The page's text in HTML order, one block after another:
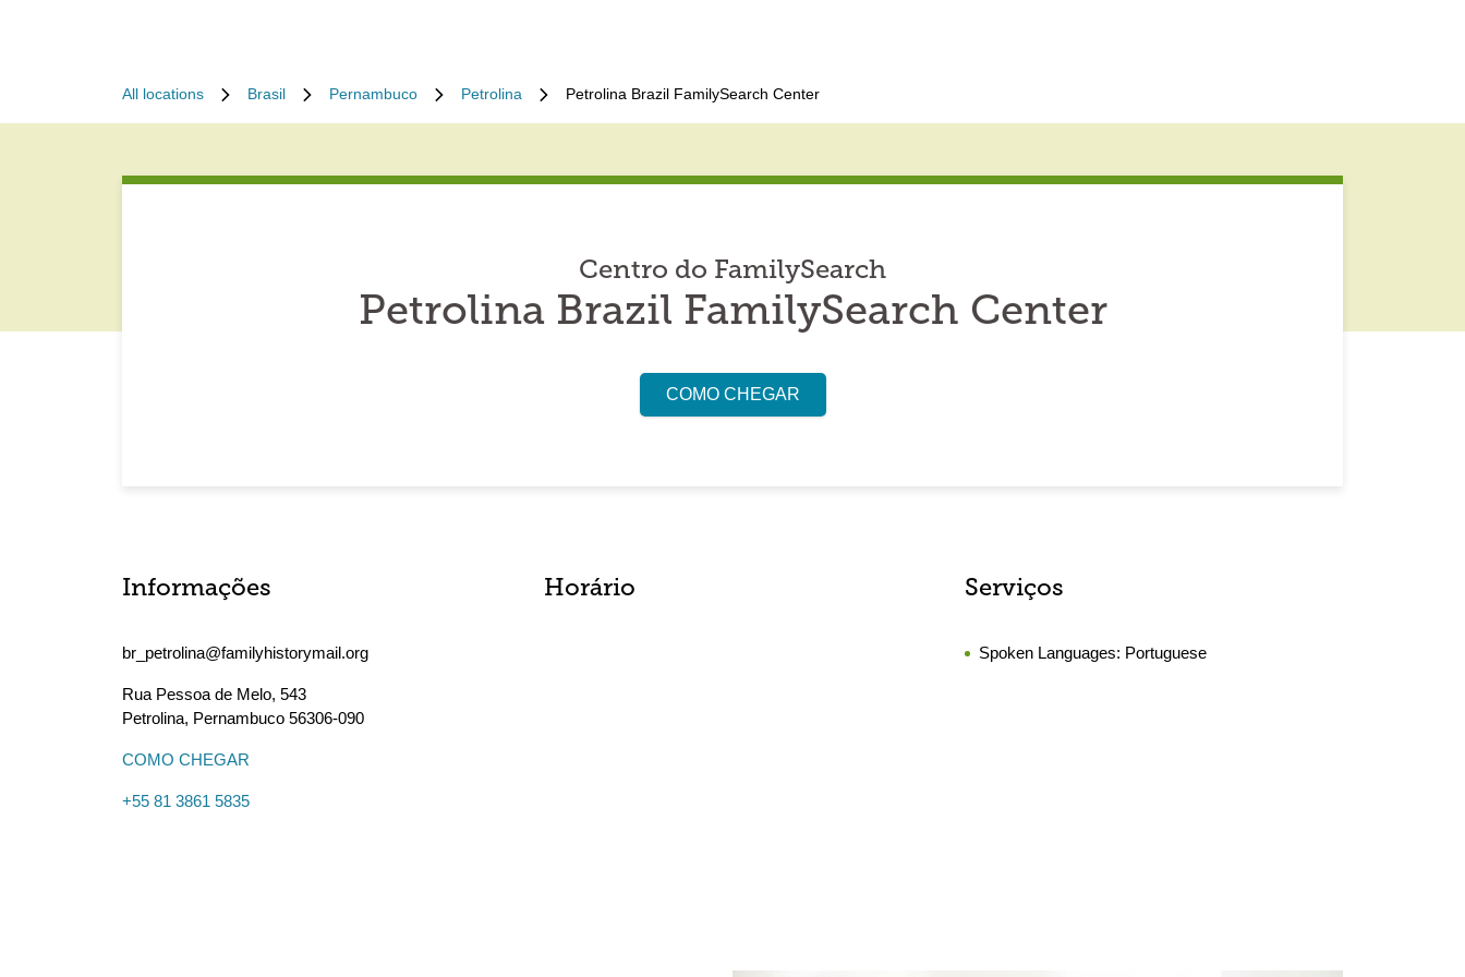
All locations Brasil Pernambuco Petrolina Petrolina Brazil FamilySearch Center
Centro do FamilySearch
Petrolina Brazil FamilySearch Center
COMO CHEGAR
Informações
br_petrolina@familyhistorymail.org
Rua Pessoa de Melo, 543
Petrolina, Pernambuco 56306-090
COMO CHEGAR
+55 81 3861 5835
Horário Serviços
Spoken Languages: Portuguese